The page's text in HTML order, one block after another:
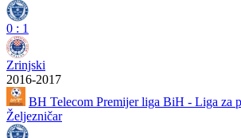
0 : 1
Zrinjski
2016-2017
BH Telecom Premijer liga BiH - Liga za
Željezničar